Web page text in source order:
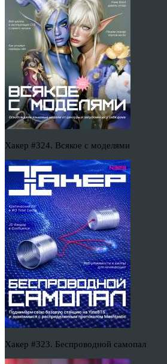
Хакер #324. Всякое с моделями
Хакер #323. Беспроводной самопал